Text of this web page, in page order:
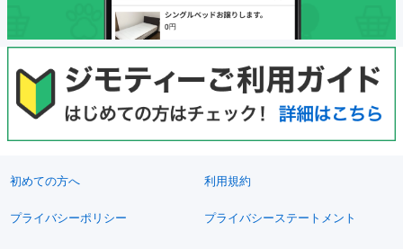
初めての方へ 利用規約
プライバシーポリシー プライバシーステートメント